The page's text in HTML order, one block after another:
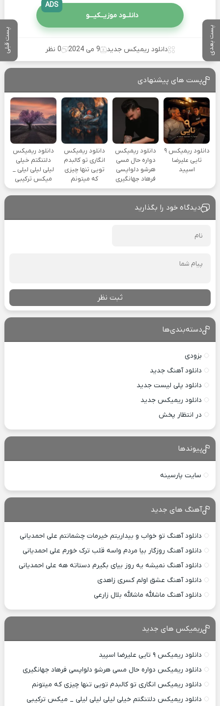
پست بعدی پست قبلی
دانلــود موزیــکیـــو
ADS
دانلود ریمیکس جدید 9 می 2024 0 نظر
پست های پیشنهادی
دانلود ریمیکس ۹
تایی علیرضا
اسپید
دانلود ریمیکس
دواره حال مسی
هرشو دلواپسی
فرهاد جهانگیری
دانلود ریمیکس
انگاری تو کالبدم
تویی تنها چیزی
که میتونم
دانلود ریمیکس
دلتنگتم خیلی
لیلی لیلی لیلی _
میکس ترکیبی
دیدگاه خود را بگذارید
ثبت نظر
دسته‌بندی‌ها
بزودی
دانلود آهنگ جدید
دانلود پلی لیست جدید
دانلود ریمیکس جدید
در انتظار پخش
پیوندها
سایت پارسینه
آهنگ های جدید
دانلود آهنگ تو خواب و بیداریتم خیرمات چشمانتم علی احمدیانی
دانلود آهنگ روزگار بیا مردم واسه قلب ترک خورم علی احمدیانی
دانلود آهنگ نمیشه یه روز بیای بگیرم دستاته هه علی احمدیانی
دانلود آهنگ عشق اولم کسری زاهدی
دانلود آهنگ ماشالله ماشالله بلال زارعی
ریمیکس های جدید
دانلود ریمیکس ۹ تایی علیرضا اسپید
دانلود ریمیکس دواره حال مسی هرشو دلواپسی فرهاد جهانگیری
دانلود ریمیکس انگاری تو کالبدم تویی تنها چیزی که میتونم
دانلود ریمیکس دلتنگتم خیلی لیلی لیلی لیلی _ میکس ترکیبی